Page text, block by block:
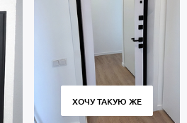
ХОЧУ ТАКУЮ ЖЕ